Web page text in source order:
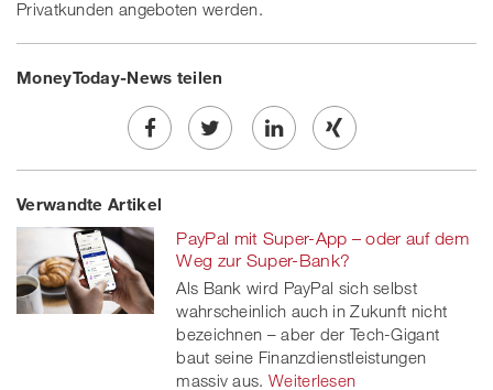
Privatkunden angeboten werden.
MoneyToday-News teilen
Share
on
Facebook
Twe
on
twitt
er
Share
linkedin
Share
Xing
Verwandte Artikel
PayPal mit Super-App – oder auf dem
Weg zur Super-Bank?
Als Bank wird PayPal sich selbst
wahrscheinlich auch in Zukunft nicht
bezeichnen – aber der Tech-Gigant
baut seine Finanzdienstleistungen
massiv aus. Weiterlesen